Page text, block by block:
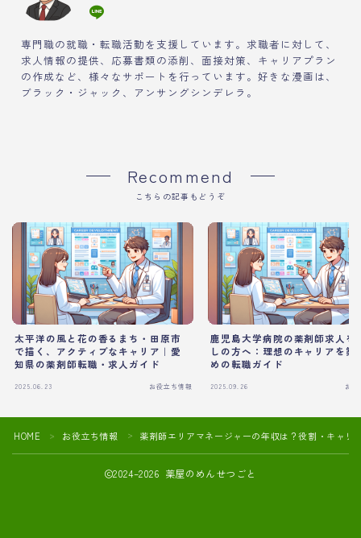
専門職の就職・転職活動を支援しています。求職者に対して、
求人情報の提供、応募書類の添削、面接対策、キャリアプラン
の作成など、様々なサポートを行っています。好きな漫画は、
ブラック・ジャック、アンサングシンデレラ。
Recommend
こちらの記事もどうぞ
太平洋の風と花の香るまち・田原市
で描く、アクティブなキャリア｜愛
知県の薬剤師転職・求人ガイド
2025.06.23 お役立ち情報
鹿児島大学病院の薬剤師求人を
しの方へ：理想のキャリアを築
めの転職ガイド
2025.09.26 お
HOME ＞ お役立ち情報 ＞ 薬剤師エリアマネージャーの年収は？役割・キャリ
2024–2026 薬屋のめんせつごと